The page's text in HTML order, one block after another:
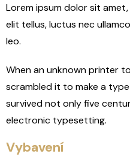
Lorem ipsum dolor sit
elit tellus, luctus nec
leo.
When an unknown printer
scrambled it to make a
survived not only five
electronic typesetting.
Vybavení